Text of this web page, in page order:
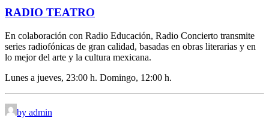
RADIO TEATRO
En colaboración con Radio Educación, Radio Concierto transmite
series radiofónicas de gran calidad, basadas en obras literarias y en
lo mejor del arte y la cultura mexicana.
Lunes a jueves, 23:00 h. Domingo, 12:00 h.
by admin